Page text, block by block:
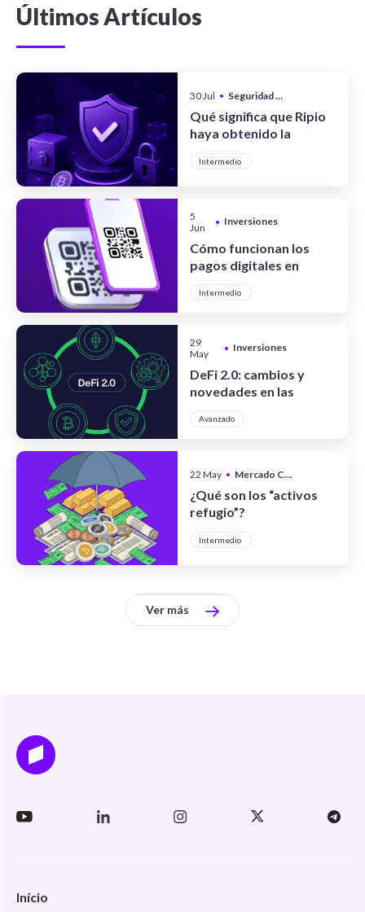
Últimos Artículos
30 Jul • Seguridad y Privacidad
Qué significa que Ripio
haya obtenido la
III Full System
Intermedio
5
Jun
• Inversiones
Cómo funcionan los
pagos digitales en
Intermedio
29
May
• Inversiones
DeFi 2.0: cambios y
novedades en las
descentralizadas
Avanzado
22 May • Mercado Cripto
¿Qué son los “activos
refugio”?
Intermedio
Ver más
Início